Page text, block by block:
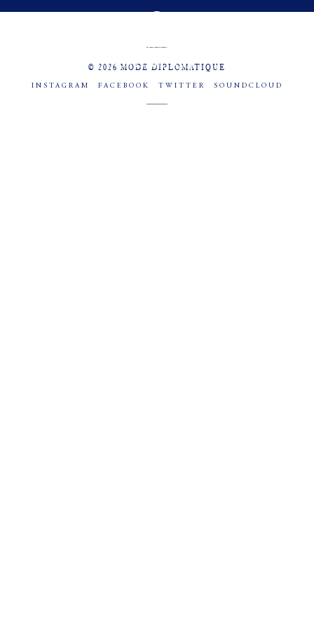
© 2026 MODE DIPLOMATIQUE
INSTAGRAM FACEBOOK TWITTER SOUNDCLOUD